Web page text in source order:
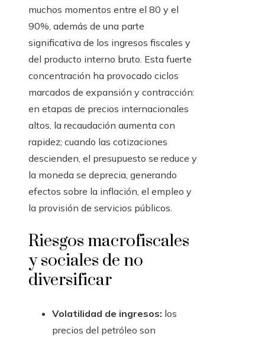
muchos momentos entre el 80 y el
90%, además de una parte
significativa de los ingresos fiscales y
del producto interno bruto. Esta fuerte
concentración ha provocado ciclos
marcados de expansión y contracción:
en etapas de precios internacionales
altos, la recaudación aumenta con
rapidez; cuando las cotizaciones
descienden, el presupuesto se reduce y
la moneda se deprecia, generando
efectos sobre la inflación, el empleo y
la provisión de servicios públicos.
Riesgos macrofiscales
y sociales de no
diversificar
Volatilidad de ingresos: los
precios del petróleo son